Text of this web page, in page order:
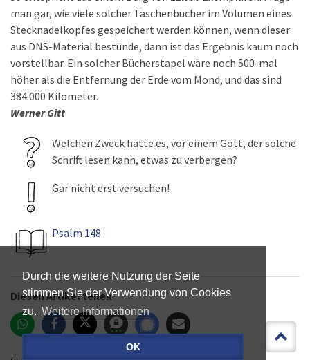
Durch die weitere Nutzung der Seite
stimmen Sie der Verwendung von Cookies
zu. Weitere Informationen
OK
man gar, wie viele solcher Taschenbücher im Volumen eines
Stecknadelkopfes gespeichert werden können, wenn dieser
aus DNS-Material bestünde, dann ist das Ergebnis kaum noch
vorstellbar. Ein solcher Bücherstapel wäre noch 500-mal
höher als die Entfernung der Erde vom Mond, und das sind
384.000 Kilometer.
Werner Gitt
Welchen Zweck hätte es, vor einem Gott, der solche
Schrift lesen kann, etwas zu verbergen?
Gar nicht erst versuchen!
Psalm 148
Diesen Artikel teilen